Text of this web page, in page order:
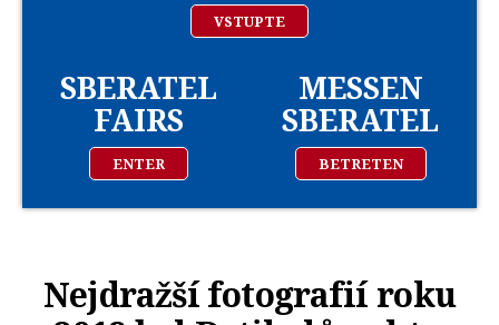
VSTUPTE
SBERATEL
FAIRS
ENTER
MESSEN
SBERATEL
BETRETEN
Nejdražší fotografií roku